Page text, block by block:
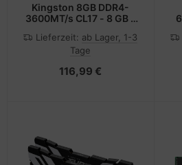
Kingston 8GB DDR4-
3600MT/s CL17 - 8 GB -
Lieferzeit: ab Lager, 1-3
Tage
116,99 €